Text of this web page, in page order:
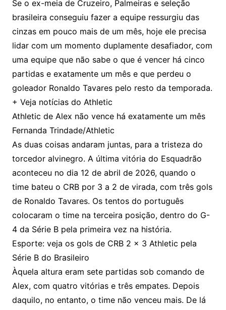
Se o ex-meia de Cruzeiro, Palmeiras e seleção
brasileira conseguiu fazer a equipe ressurgiu das
cinzas em pouco mais de um mês, hoje ele precisa
lidar com um momento duplamente desafiador, com
uma equipe que não sabe o que é vencer há cinco
partidas e exatamente um mês e que perdeu o
goleador Ronaldo Tavares pelo resto da temporada.
+ Veja notícias do Athletic
Athletic de Alex não vence há exatamente um mês
Fernanda Trindade/Athletic
As duas coisas andaram juntas, para a tristeza do
torcedor alvinegro. A última vitória do Esquadrão
aconteceu no dia 12 de abril de 2026, quando o
time bateu o CRB por 3 a 2 de virada, com três gols
de Ronaldo Tavares. Os tentos do português
colocaram o time na terceira posição, dentro do G-
4 da Série B pela primeira vez na história.
Esporte: veja os gols de CRB 2 x 3 Athletic pela
Série B do Brasileiro
Àquela altura eram sete partidas sob comando de
Alex, com quatro vitórias e três empates. Depois
daquilo, no entanto, o time não venceu mais. De lá